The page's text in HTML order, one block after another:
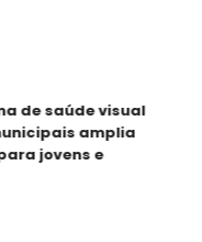
saúde visual
amplia
jovens e